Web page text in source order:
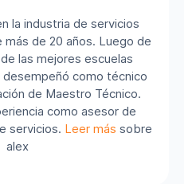
la industria de servicios
de 20 años. Luego de
las mejores escuelas
como técnico
de Maestro Técnico.
como asesor de
servicios. Leer más sobre
alex